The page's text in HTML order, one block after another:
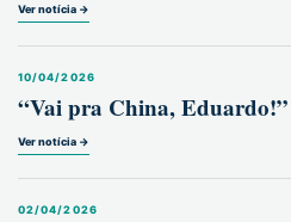
Ver notícia →
10/04/2026
“Vai pra China, Eduardo!”
Ver notícia →
02/04/2026